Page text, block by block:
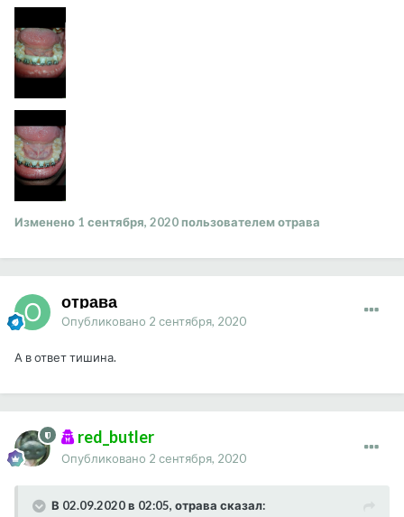
Изменено 1 сентября, 2020пользователем отрава
отрава
Опубликовано 2 сентября, 2020
А в ответ тишина.
red_butler
Опубликовано 2 сентября, 2020
В 02.09.2020 в 02:05, отрава сказал: